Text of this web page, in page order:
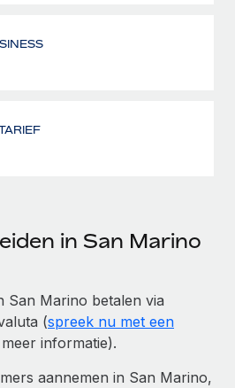
in San Marino
Marino betalen via
(spreek nu met een
informatie).
aannemen in San Marino,